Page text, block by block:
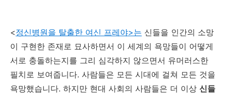
<정신병원을 탈출한 여신 프레야>는 신들을 인간의 소망
이 구현한 존재로 묘사하면서 이 세계의 욕망들이 어떻게
서로 충돌하는지를 그리 심각하지 않으면서 유머러스한
필치로 보여줍니다. 사람들은 모든 시대에 걸쳐 모든 것을
욕망했습니다. 하지만 현대 사회의 사람들은 더 이상 신들